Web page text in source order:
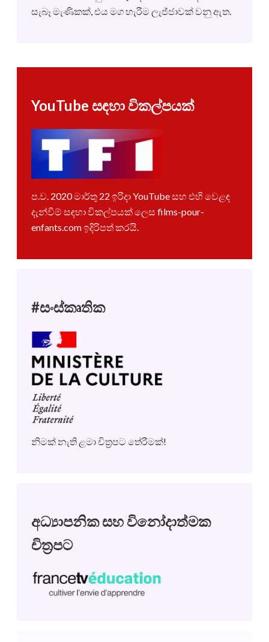
සැබෑ මැණිකක්, එය මග හැරීම ලැජ්ජාවක් වනු ඇත.
YouTube සඳහා විකල්පයක්
ප.ව. 2020 මාර්තු 22 ඉරිදා YouTube සහ එහි වෙළඳ
දැන්වීම් සඳහා විකල්පයක් ලෙස films-pour-
enfants.com ඉදිරිපත් කරයි.
#සංස්කෘතික
නිමක් නැති ළමා චිත්‍රපට තේරීමක්!
අධ්‍යාපනික සහ විනෝදාත්මක
චිත්‍රපට